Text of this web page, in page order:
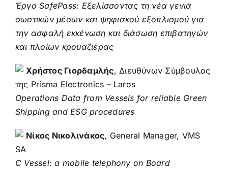
Έργο SafePass: Εξελίσσοντας τη νέα γενιά
σωστικών μέσων και ψηφιακού εξοπλισμού για
την ασφαλή εκκένωση και διάσωση επιβατηγών
και πλοίων κρουαζιέρας
Χρήστος Γιορδαμλής, Διευθύνων Σύμβουλος
της Prisma Electronics – Laros
Operations Data from Vessels for reliable Green
Shipping and ESG procedures
Νίκος Νικολινάκος, General Manager, VMS
SA
C Vessel: a mobile telephony on Board